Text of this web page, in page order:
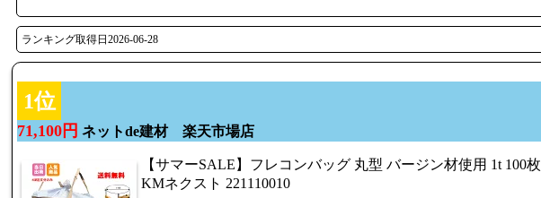
ランキング取得日2026-06-28
1位
71,100円 ネットde建材 楽天市場店
【サマーSALE】フレコンバッグ 丸型 バージン材使用 1t 100枚
KMネクスト 221110010